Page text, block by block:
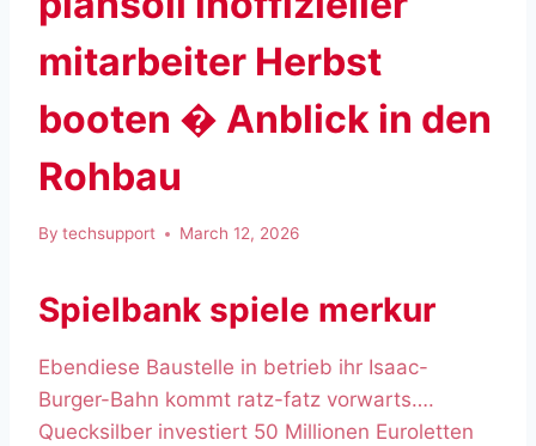
mitarbeiter Herbst
booten � Anblick in den
Rohbau
By techsupport March 12, 2026
Spielbank spiele merkur
Ebendiese Baustelle in betrieb ihr Isaac-
Burger-Bahn kommt ratz-fatz vorwarts….
Quecksilber investiert 50 Millionen Euroletten